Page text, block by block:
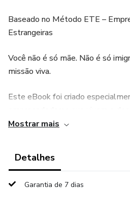
Baseado no Método ETE –
Estrangeiras
Você não é só mãe. Não é só
missão viva.
Este eBook foi criado
família, construir um negócio e
Através dos **7 Pilares do
empoderamento, com base
Mostrar mais
Detalhes
Garantia de 7 dias